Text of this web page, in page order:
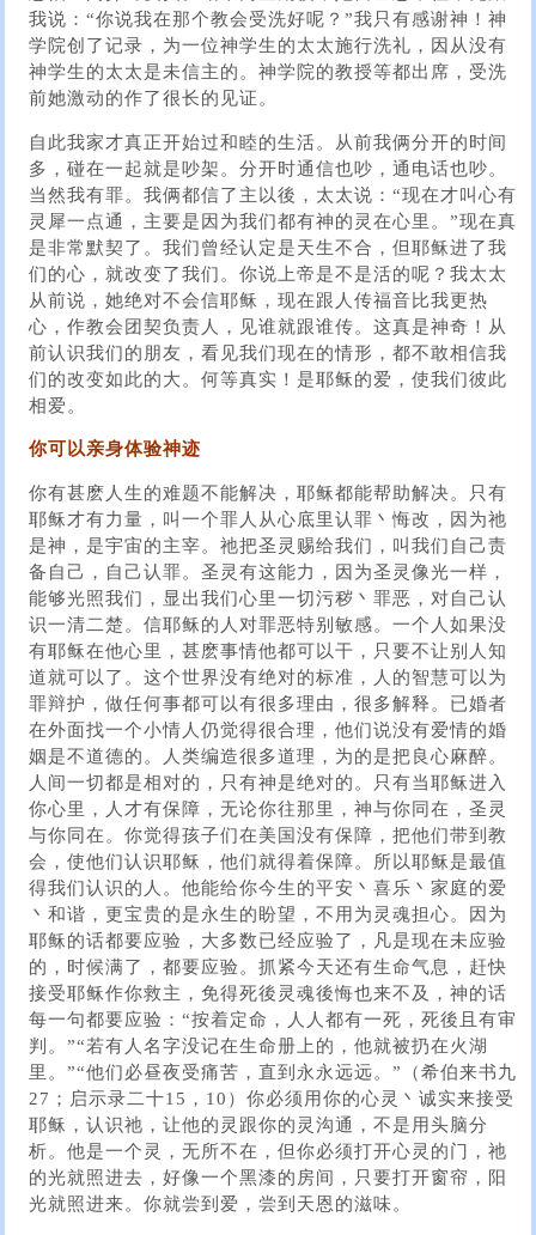
我说：“你说我在那个教会受洗好呢？”我只有感谢神！神
学院创了记录，为一位神学生的太太施行洗礼，因从没有
神学生的太太是未信主的。神学院的教授等都出席，受洗
前她激动的作了很长的见证。
自此我家才真正开始过和睦的生活。从前我俩分开的时间
多，碰在一起就是吵架。分开时通信也吵，通电话也吵。
当然我有罪。我俩都信了主以後，太太说：“现在才叫心有
灵犀一点通，主要是因为我们都有神的灵在心里。”现在真
是非常默契了。我们曾经认定是天生不合，但耶稣进了我
们的心，就改变了我们。你说上帝是不是活的呢？我太太
从前说，她绝对不会信耶稣，现在跟人传福音比我更热
心，作教会团契负责人，见谁就跟谁传。这真是神奇！从
前认识我们的朋友，看见我们现在的情形，都不敢相信我
们的改变如此的大。何等真实！是耶稣的爱，使我们彼此
相爱。
你可以亲身体验神迹
你有甚麽人生的难题不能解决，耶稣都能帮助解决。只有
耶稣才有力量，叫一个罪人从心底里认罪丶悔改，因为祂
是神，是宇宙的主宰。祂把圣灵赐给我们，叫我们自己责
备自己，自己认罪。圣灵有这能力，因为圣灵像光一样，
能够光照我们，显出我们心里一切污秽丶罪恶，对自己认
识一清二楚。信耶稣的人对罪恶特别敏感。一个人如果没
有耶稣在他心里，甚麽事情他都可以干，只要不让别人知
道就可以了。这个世界没有绝对的标准，人的智慧可以为
罪辩护，做任何事都可以有很多理由，很多解释。已婚者
在外面找一个小情人仍觉得很合理，他们说没有爱情的婚
姻是不道德的。人类编造很多道理，为的是把良心麻醉。
人间一切都是相对的，只有神是绝对的。只有当耶稣进入
你心里，人才有保障，无论你往那里，神与你同在，圣灵
与你同在。你觉得孩子们在美国没有保障，把他们带到教
会，使他们认识耶稣，他们就得着保障。所以耶稣是最值
得我们认识的人。他能给你今生的平安丶喜乐丶家庭的爱
丶和谐，更宝贵的是永生的盼望，不用为灵魂担心。因为
耶稣的话都要应验，大多数已经应验了，凡是现在未应验
的，时候满了，都要应验。抓紧今天还有生命气息，赶快
接受耶稣作你救主，免得死後灵魂後悔也来不及，神的话
每一句都要应验：“按着定命，人人都有一死，死後且有审
判。”“若有人名字没记在生命册上的，他就被扔在火湖
里。”“他们必昼夜受痛苦，直到永永远远。”（希伯来书九
27；启示录二十15，10）你必须用你的心灵丶诚实来接受
耶稣，认识祂，让他的灵跟你的灵沟通，不是用头脑分
析。他是一个灵，无所不在，但你必须打开心灵的门，祂
的光就照进去，好像一个黑漆的房间，只要打开窗帘，阳
光就照进来。你就尝到爱，尝到天恩的滋味。